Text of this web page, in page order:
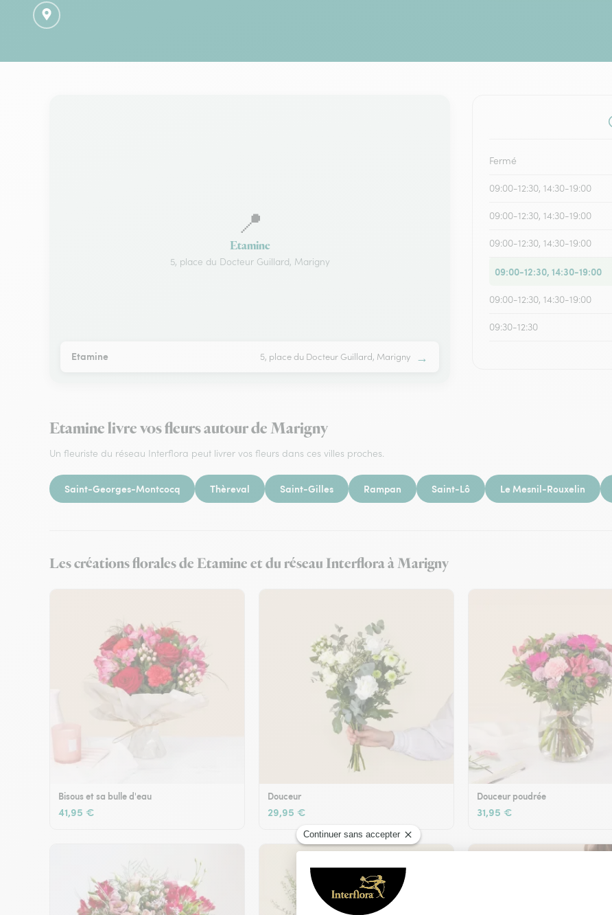
📍
Etamine
5, place du Docteur Guillard, Marigny
Etamine 5, place du Docteur Guillard, Marigny →
Fermé
09:00-12:30, 14:30-19:00
09:00-12:30, 14:30-19:00
09:00-12:30, 14:30-19:00
09:00-12:30, 14:30-19:00
09:00-12:30, 14:30-19:00
09:30-12:30
Etamine livre vos fleurs autour de Marigny
Un fleuriste du réseau Interflora peut livrer vos fleurs dans ces villes proches.
Saint-Georges-Montcocq Thèreval Saint-Gilles Rampan Saint-Lô Le Mesnil-Rouxelin
Les créations florales de Etamine et du réseau Interflora à Marigny
Bisous et sa bulle d'eau
41,95 €
Douceur
29,95 €
Douceur poudrée
31,95 €